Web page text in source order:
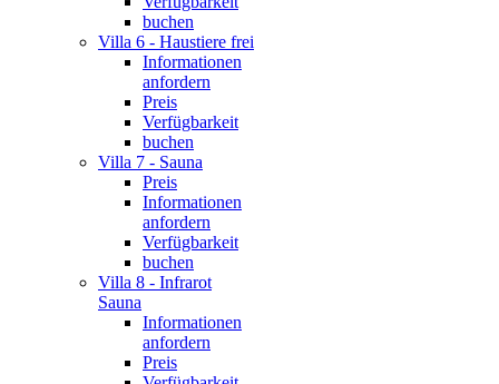
buchen
Villa 6 - Haustiere frei
Informationen
anfordern
Preis
Verfügbarkeit
buchen
Villa 7 - Sauna
Preis
Informationen
anfordern
Verfügbarkeit
buchen
Villa 8 - Infrarot
Sauna
Informationen
anfordern
Preis